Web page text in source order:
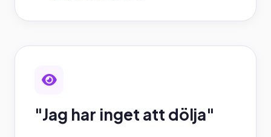
"Jag har inget att dölja"